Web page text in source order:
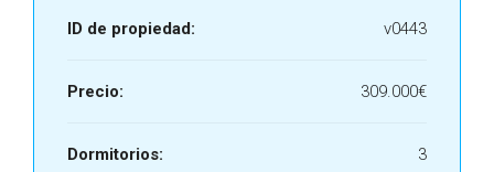
ID de propiedad: v0443
Precio: 309.000€
Dormitorios: 3